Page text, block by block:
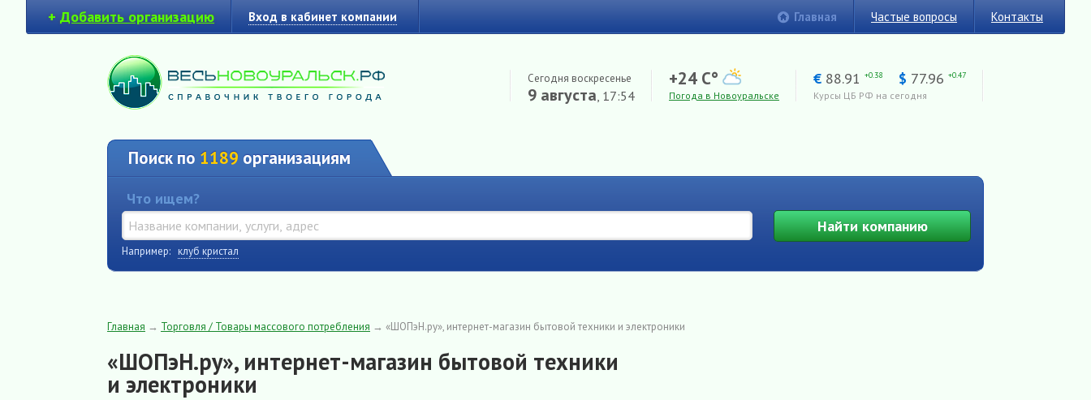
+ Добавить организацию Вход в кабинет компании Главная Частые вопросы Контакты
Сегодня воскресенье
9 августа, 17:54
+24 C°
Погода в Новоуральске
€ 88.91 +0.38 $ 77.96 +0.47
Курсы ЦБ РФ на сегодня
Поиск по 1189 организациям
Что ищем?
Найтикомпанию
Например: клуб кристал
Главная → Торговля / Товары массового потребления → «ШОПэН.ру», интернет-магазин бытовой техники и электроники
«ШОПэН.ру», интернет-магазин бытовой техники
и электроники